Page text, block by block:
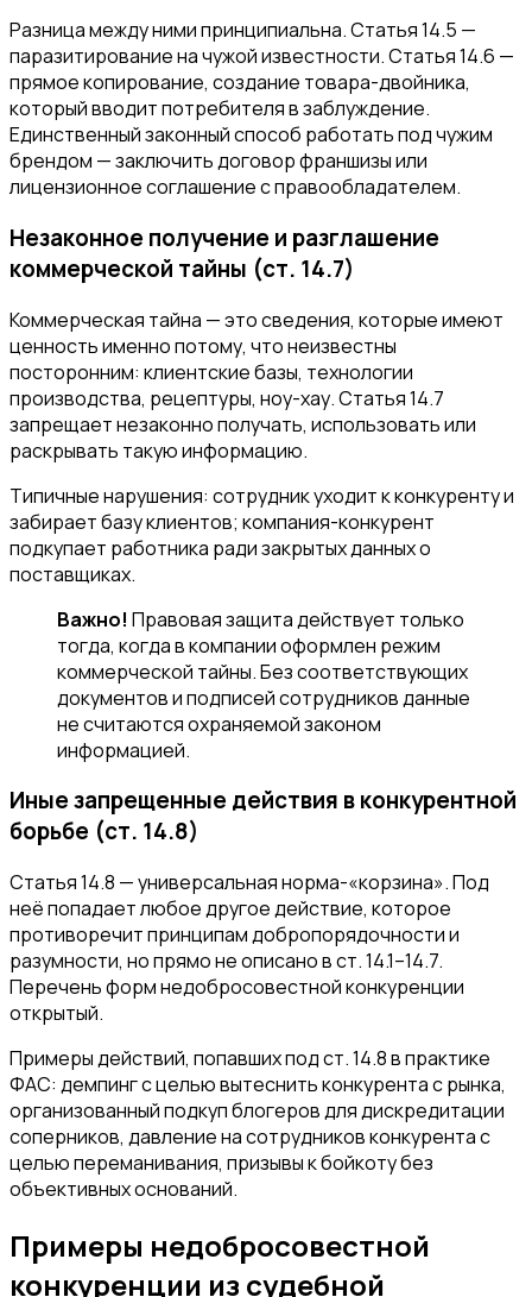
Разница между ними принципиальна. Статья 14.5 —
паразитирование на чужой известности. Статья 14.6 —
прямое копирование, создание товара-двойника,
который вводит потребителя в заблуждение.
Единственный законный способ работать под чужим
брендом — заключить договор франшизы или
лицензионное соглашение с правообладателем.
Незаконное получение и разглашение
коммерческой тайны (ст. 14.7)
Коммерческая тайна — это сведения, которые имеют
ценность именно потому, что неизвестны
посторонним: клиентские базы, технологии
производства, рецептуры, ноу-хау. Статья 14.7
запрещает незаконно получать, использовать или
раскрывать такую информацию.
Типичные нарушения: сотрудник уходит к конкуренту и
забирает базу клиентов; компания-конкурент
подкупает работника ради закрытых данных о
поставщиках.
Важно! Правовая защита действует только
тогда, когда в компании оформлен режим
коммерческой тайны. Без соответствующих
документов и подписей сотрудников данные
не считаются охраняемой законом
информацией.
Иные запрещенные действия в конкурентной
борьбе (ст. 14.8)
Статья 14.8 — универсальная норма-«корзина». Под
неё попадает любое другое действие, которое
противоречит принципам добропорядочности и
разумности, но прямо не описано в ст. 14.1–14.7.
Перечень форм недобросовестной конкуренции
открытый.
Примеры действий, попавших под ст. 14.8 в практике
ФАС: демпинг с целью вытеснить конкурента с рынка,
организованный подкуп блогеров для дискредитации
соперников, давление на сотрудников конкурента с
целью переманивания, призывы к бойкоту без
объективных оснований.
Примеры недобросовестной
конкуренции из судебной